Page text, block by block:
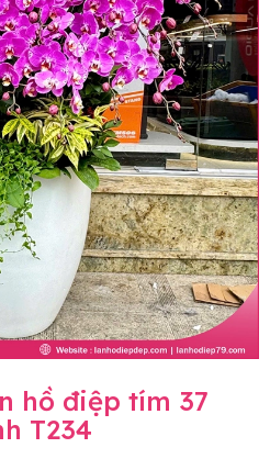
hồ điệp tím 37
T234